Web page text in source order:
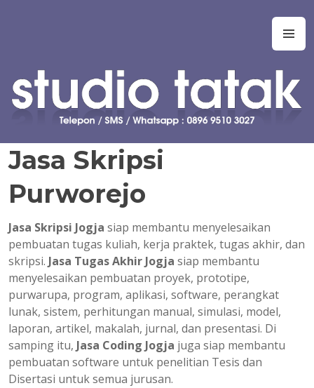
Jasa pembuatan skripsi Teknik Informatika, Sistem Informasi,
Manajemen Informasi, Teknologi Informasi, Ilmu Komputer,
Lunak. Jasa bantuan, bimbingan, konsultasi, kursus, les privat
dalam pembuatan tugas akhir dan skripsi. Jasa koding program
untuk tugas kuliah, kerja praktek, tugas akhir, skripsi, tesis, dan
prototipe, purwarupa, program, aplikasi, software, perangkat
lunak, sistem, perhitungan manual, simulasi, model, laporan, jurnal,
dan presentasi.
Jasa Skripsi
Purworejo
Jasa Skripsi Jogja siap membantu menyelesaikan
pembuatan tugas kuliah, kerja praktek, tugas akhir, dan
skripsi. Jasa Tugas Akhir Jogja siap membantu
menyelesaikan pembuatan proyek, prototipe,
purwarupa, program, aplikasi, software, perangkat
lunak, sistem, perhitungan manual, simulasi, model,
laporan, artikel, makalah, jurnal, dan presentasi. Di
samping itu, Jasa Coding Jogja juga siap membantu
pembuatan software untuk penelitian Tesis dan
Disertasi untuk semua jurusan.